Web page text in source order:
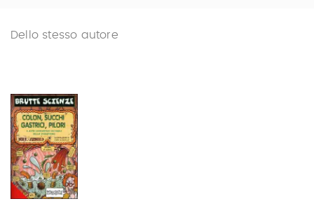
Dello stesso autore